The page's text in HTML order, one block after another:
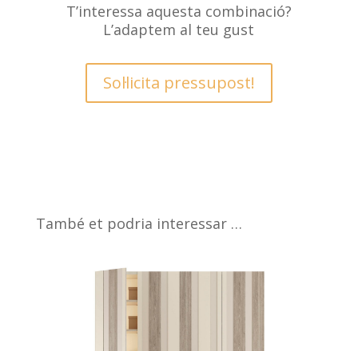
T’interessa aquesta combinació?
L’adaptem al teu gust
Sol·licita pressupost!
També et podria interessar …